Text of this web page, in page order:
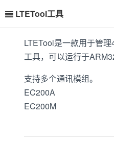
LTETool工具
LTETool是一款用于管
工具，可以运行于
支持多个通讯模组。
EC200A
EC200M